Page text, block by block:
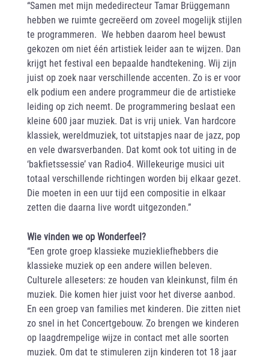
“Samen met mijn mededirecteur Tamar Brüggemann
hebben we ruimte gecreëerd om zoveel mogelijk stijlen
te programmeren. We hebben daarom heel bewust
gekozen om niet één artistiek leider aan te wijzen. Dan
krijgt het festival een bepaalde handtekening. Wij zijn
juist op zoek naar verschillende accenten. Zo is er voor
elk podium een andere programmeur die de artistieke
leiding op zich neemt. De programmering beslaat een
kleine 600 jaar muziek. Dat is vrij uniek. Van hardcore
klassiek, wereldmuziek, tot uitstapjes naar de jazz, pop
en vele dwarsverbanden. Dat komt ook tot uiting in de
‘bakfietssessie’ van Radio4. Willekeurige musici uit
totaal verschillende richtingen worden bij elkaar gezet.
Die moeten in een uur tijd een compositie in elkaar
zetten die daarna live wordt uitgezonden.”
Wie vinden we op Wonderfeel?
“Een grote groep klassieke muziekliefhebbers die
klassieke muziek op een andere willen beleven.
Culturele alleseters: ze houden van kleinkunst, film én
muziek. Die komen hier juist voor het diverse aanbod.
En een groep van families met kinderen. Die zitten niet
zo snel in het Concertgebouw. Zo brengen we kinderen
op laagdrempelige wijze in contact met alle soorten
muziek. Om dat te stimuleren zijn kinderen tot 18 jaar